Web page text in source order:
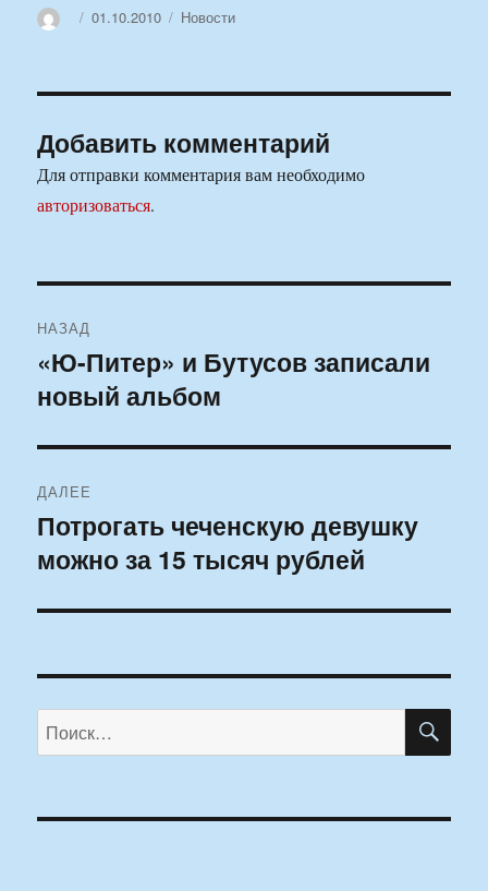
АвторОпубликовано
01.10.2010 Рубрики
Новости
Добавить комментарий
Для отправки комментария вам необходимо
авторизоваться.
по
записям
НАЗАД
Предыдущая
запись:
«Ю-Питер» и Бутусов записали
новый альбом
ДАЛЕЕ
Следующая
запись:
Потрогать чеченскую девушку
можно за 15 тысяч рублей
Искать: